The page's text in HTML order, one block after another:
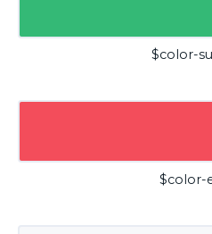
$color-
$color-